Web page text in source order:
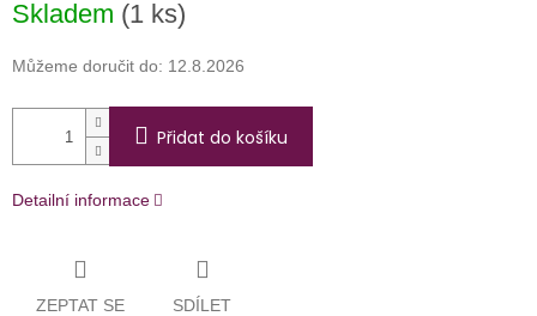
cena:
Skladem (1 ks)
Můžeme doručit do: 12.8.2026
Přidat do košíku
Detailní informace
ZEPTAT SE SDÍLET